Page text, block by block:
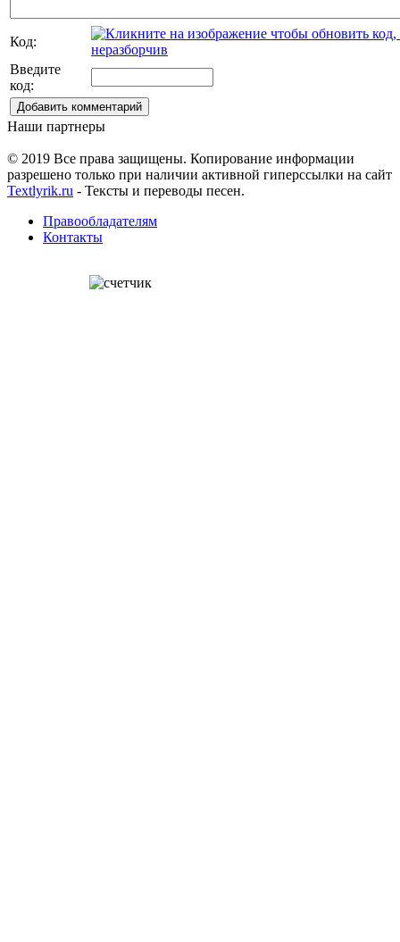
Код:
Введите
код:
Добавить комментарий
Наши партнеры
© 2019 Все права защищены. Копирование информации
разрешено только при наличии активной гиперссылки на сайт
Textlyrik.ru - Тексты и переводы песен.
Правообладателям
Контакты